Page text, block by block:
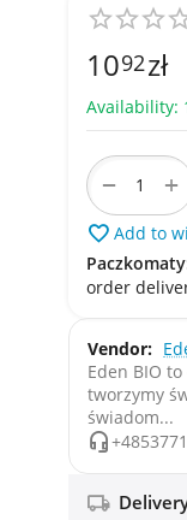
1092zł
Availability:
+
−
Add to
order
Vendor:
Eden BIO
tworzymy
świadom...